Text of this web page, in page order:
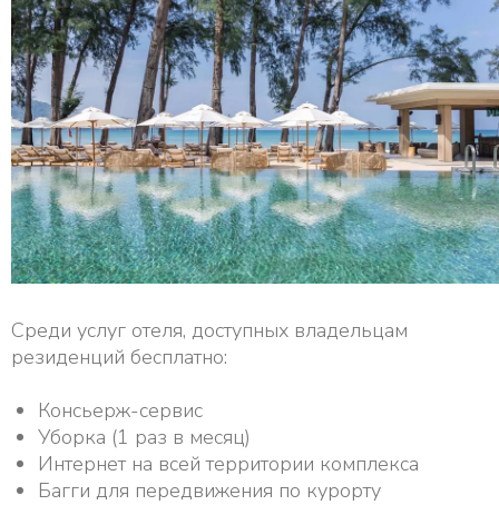
Среди услуг отеля, доступных владельцам
резиденций бесплатно:
Консьерж-сервис
Уборка (1 раз в месяц)
Интернет на всей территории комплекса
Багги для передвижения по курорту